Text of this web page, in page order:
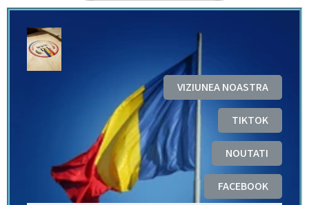
VIZIUNEA NOASTRA
TIKTOK
NOUTATI
FACEBOOK